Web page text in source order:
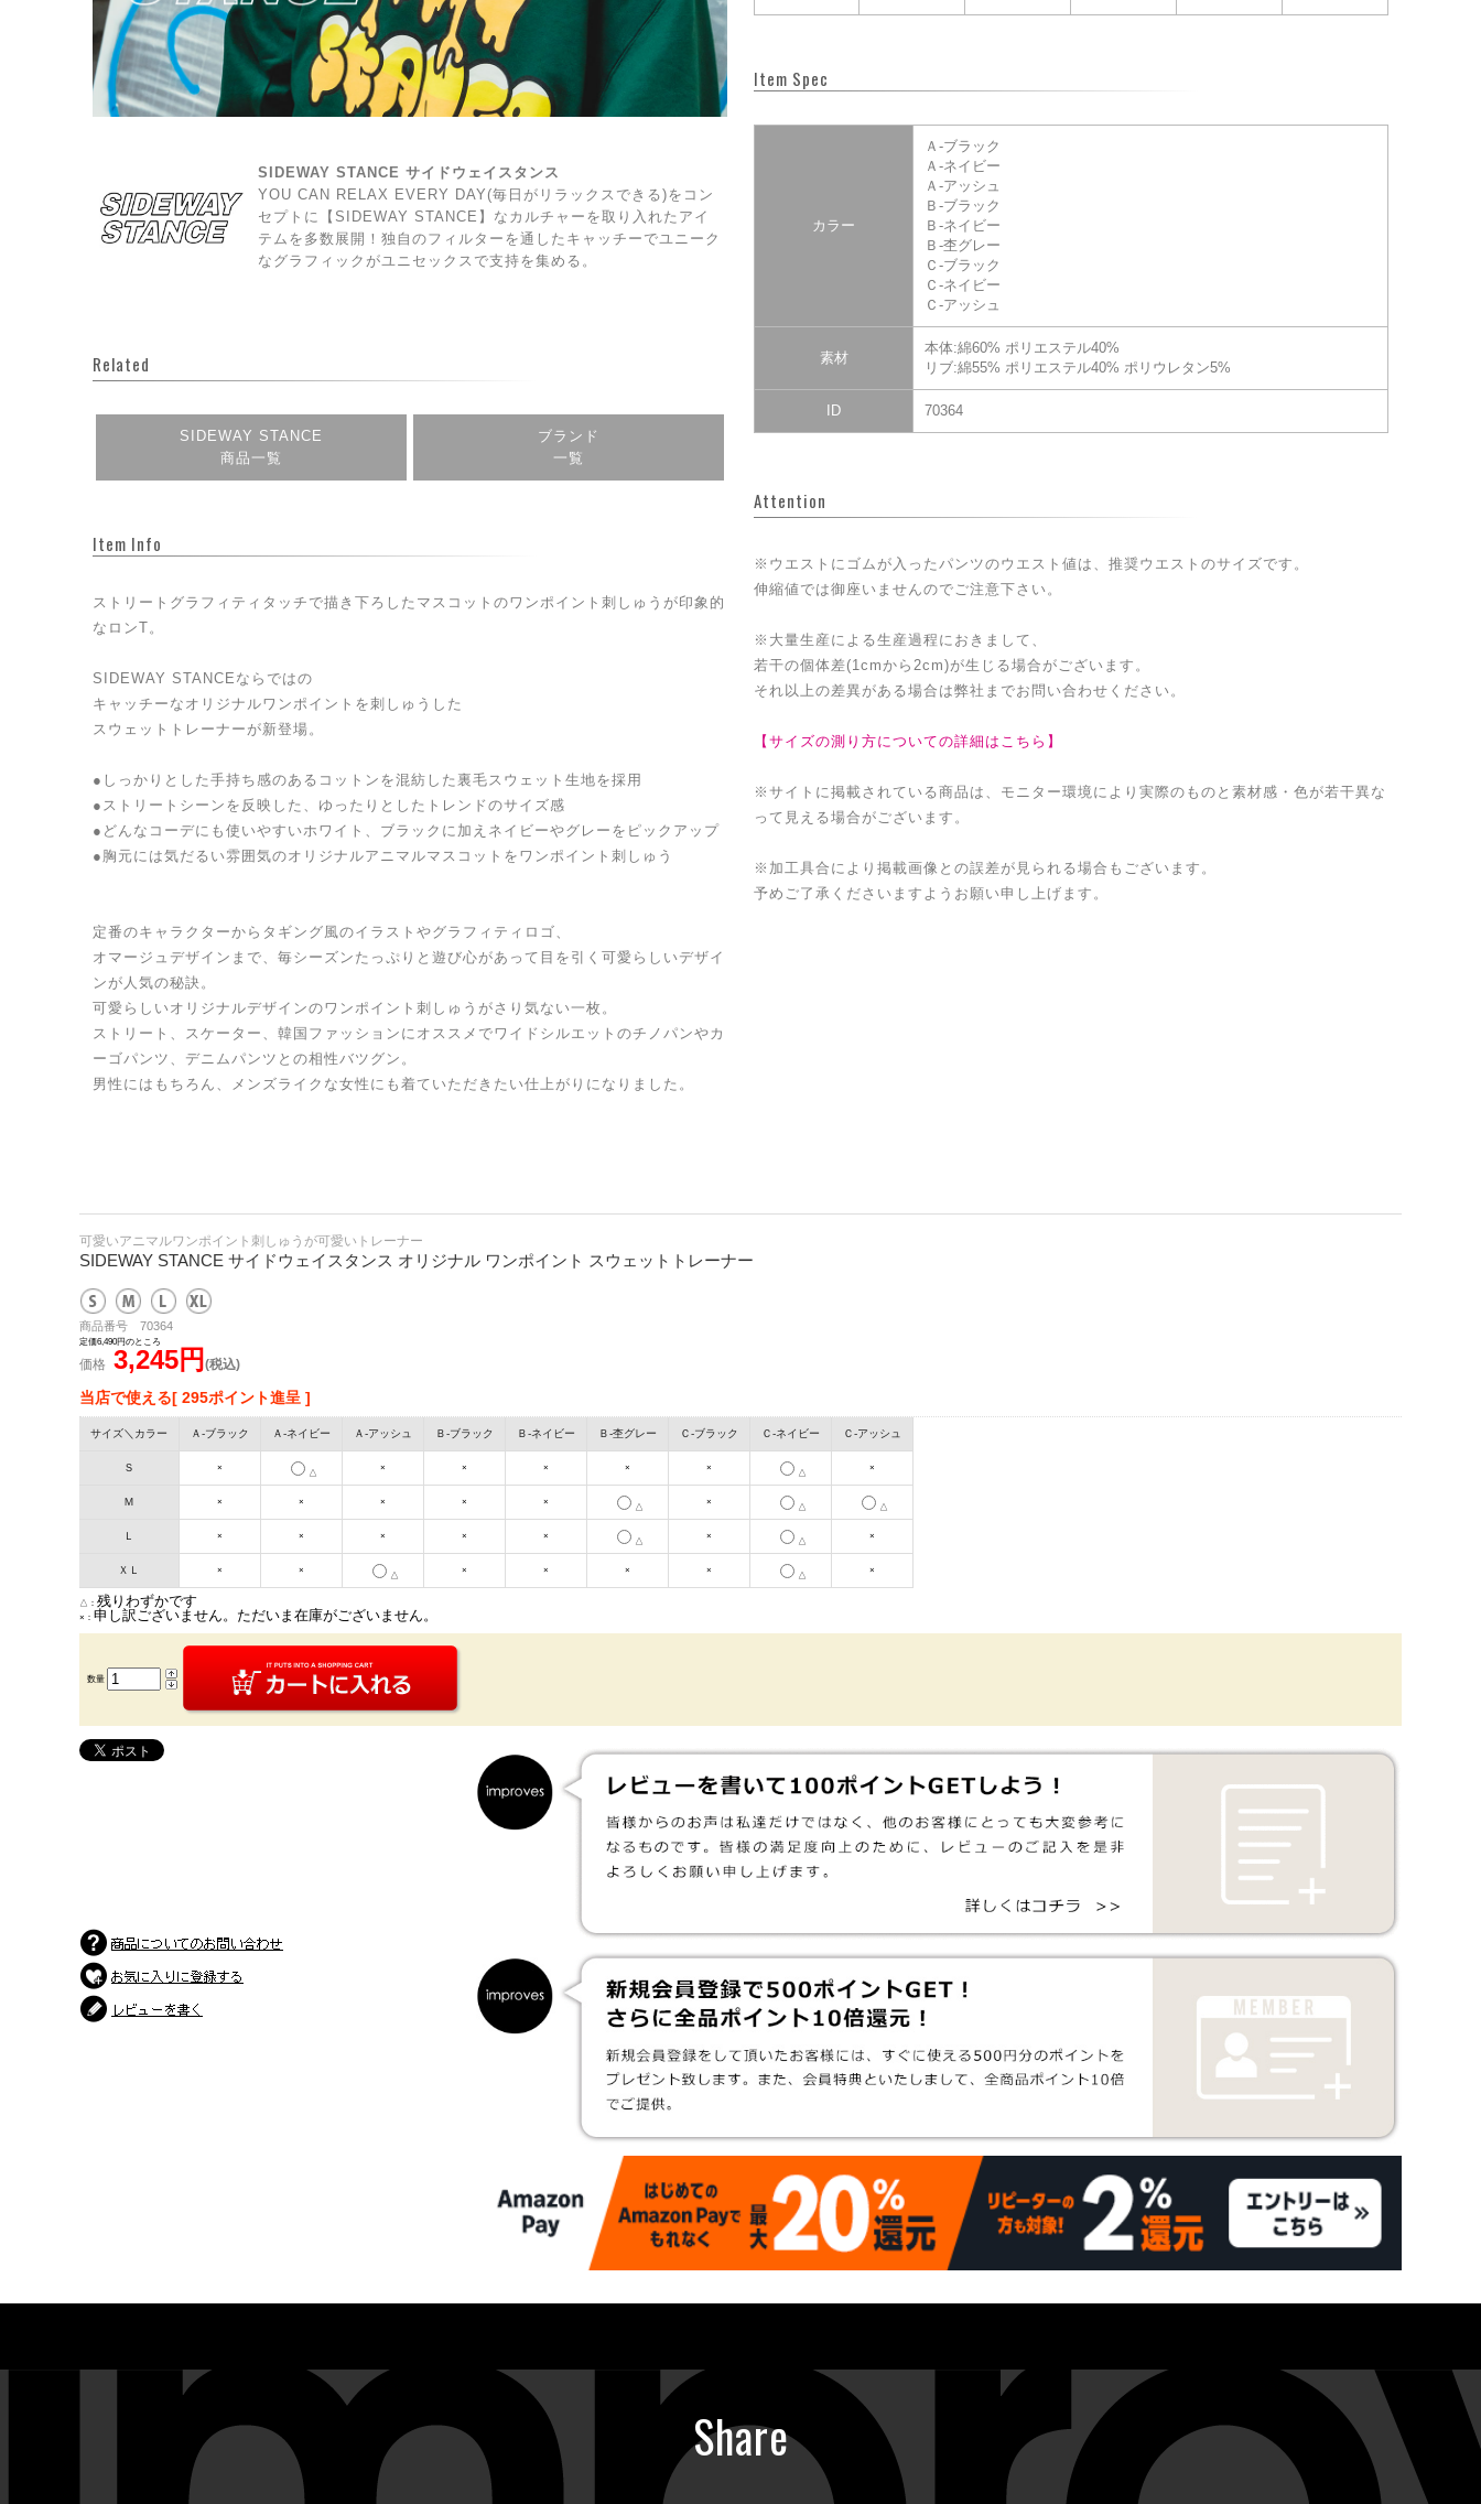
SIDEWAY STANCE サイドウェイスタンス
YOU CAN RELAX EVERY DAY(毎日がリラックスできる)をコン
セプトに【SIDEWAY STANCE】なカルチャーを取り入れたアイ
テムを多数展開！独自のフィルターを通したキャッチーでユニーク
なグラフィックがユニセックスで支持を集める。
Related
SIDEWAY STANCE
商品一覧
ブランド
一覧
Item Info
ストリートグラフィティタッチで描き下ろしたマスコットのワンポイント刺しゅうが印象的
なロンT。
SIDEWAY STANCEならではの
キャッチーなオリジナルワンポイントを刺しゅうした
スウェットトレーナーが新登場。
●しっかりとした手持ち感のあるコットンを混紡した裏毛スウェット生地を採用
●ストリートシーンを反映した、ゆったりとしたトレンドのサイズ感
●どんなコーデにも使いやすいホワイト、ブラックに加えネイビーやグレーをピックアップ
●胸元には気だるい雰囲気のオリジナルアニマルマスコットをワンポイント刺しゅう
定番のキャラクターからタギング風のイラストやグラフィティロゴ、
オマージュデザインまで、毎シーズンたっぷりと遊び心があって目を引く可愛らしいデザイ
ンが人気の秘訣。
可愛らしいオリジナルデザインのワンポイント刺しゅうがさり気ない一枚。
ストリート、スケーター、韓国ファッションにオススメでワイドシルエットのチノパンやカ
ーゴパンツ、デニムパンツとの相性バツグン。
男性にはもちろん、メンズライクな女性にも着ていただきたい仕上がりになりました。
Item Spec
カラー
Ａ-ブラック
Ａ-ネイビー
Ａ‐アッシュ
Ｂ-ブラック
Ｂ-ネイビー
Ｂ-杢グレー
Ｃ-ブラック
Ｃ-ネイビー
Ｃ-アッシュ
素材
本体:綿60% ポリエステル40%
リブ:綿55% ポリエステル40% ポリウレタン5%
ID 70364
Attention
※ウエストにゴムが入ったパンツのウエスト値は、推奨ウエストのサイズです。
伸縮値では御座いませんのでご注意下さい。
※大量生産による生産過程におきまして、
若干の個体差(1cmから2cm)が生じる場合がございます。
それ以上の差異がある場合は弊社までお問い合わせください。
【サイズの測り方についての詳細はこちら】
※サイトに掲載されている商品は、モニター環境により実際のものと素材感・色が若干異な
って見える場合がございます。
※加工具合により掲載画像との誤差が見られる場合もございます。
予めご了承くださいますようお願い申し上げます。
可愛いアニマルワンポイント刺しゅうが可愛いトレーナー
SIDEWAY STANCE サイドウェイスタンス オリジナル ワンポイント スウェットトレーナー
商品番号 70364
定価6,490円のところ
価格 3,245円 (税込)
当店で使える[ 295ポイント進呈 ]
サイズ＼カラー Ａ-ブラック Ａ-ネイビー Ａ‐アッシュ Ｂ-ブラック Ｂ-ネイビー Ｂ-杢グレー Ｃ-ブラック Ｃ-ネイビー Ｃ-アッシュ
Ｓ ×
△
× × × × ×
△
×
Ｍ × × × × ×
△
×
△ △
Ｌ × × × × ×
△
×
△
×
ＸＬ × ×
△
× × × ×
△
×
△： 残りわずかです
×： 申し訳ございません。ただいま在庫がございません。
数量
Share